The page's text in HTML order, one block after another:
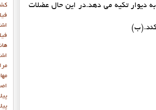
دیوار تکیه می دهد.در این حال عضلات